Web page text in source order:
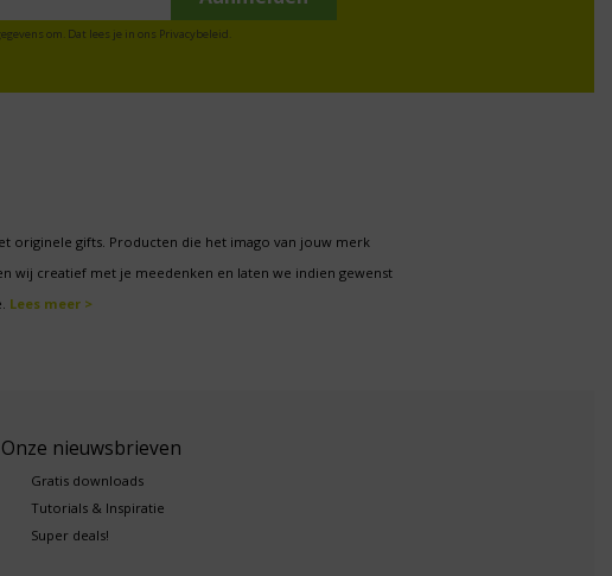
om. Dat lees je in ons Privacybeleid
originele gifts. Producten die het imago van jouw merk
wij creatief met je meedenken en laten we indien gewenst
Lees meer >
Onze nieuwsbrieven
Gratis downloads
Tutorials & Inspiratie
Super deals!